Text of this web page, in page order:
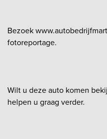
Bezoek
fotoreportage.
Wilt u deze auto komen
helpen u graag verder.